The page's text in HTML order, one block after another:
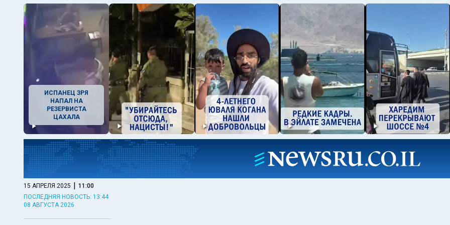
ИСПАНЕЦ ЗРЯ
НАПАЛ НА
РЕЗЕРВИСТА
ЦАХАЛА
15 АПРЕЛЯ 2025 | 11:00
ПОСЛЕДНЯЯ НОВОСТЬ: 13:44
08 АВГУСТА 2026